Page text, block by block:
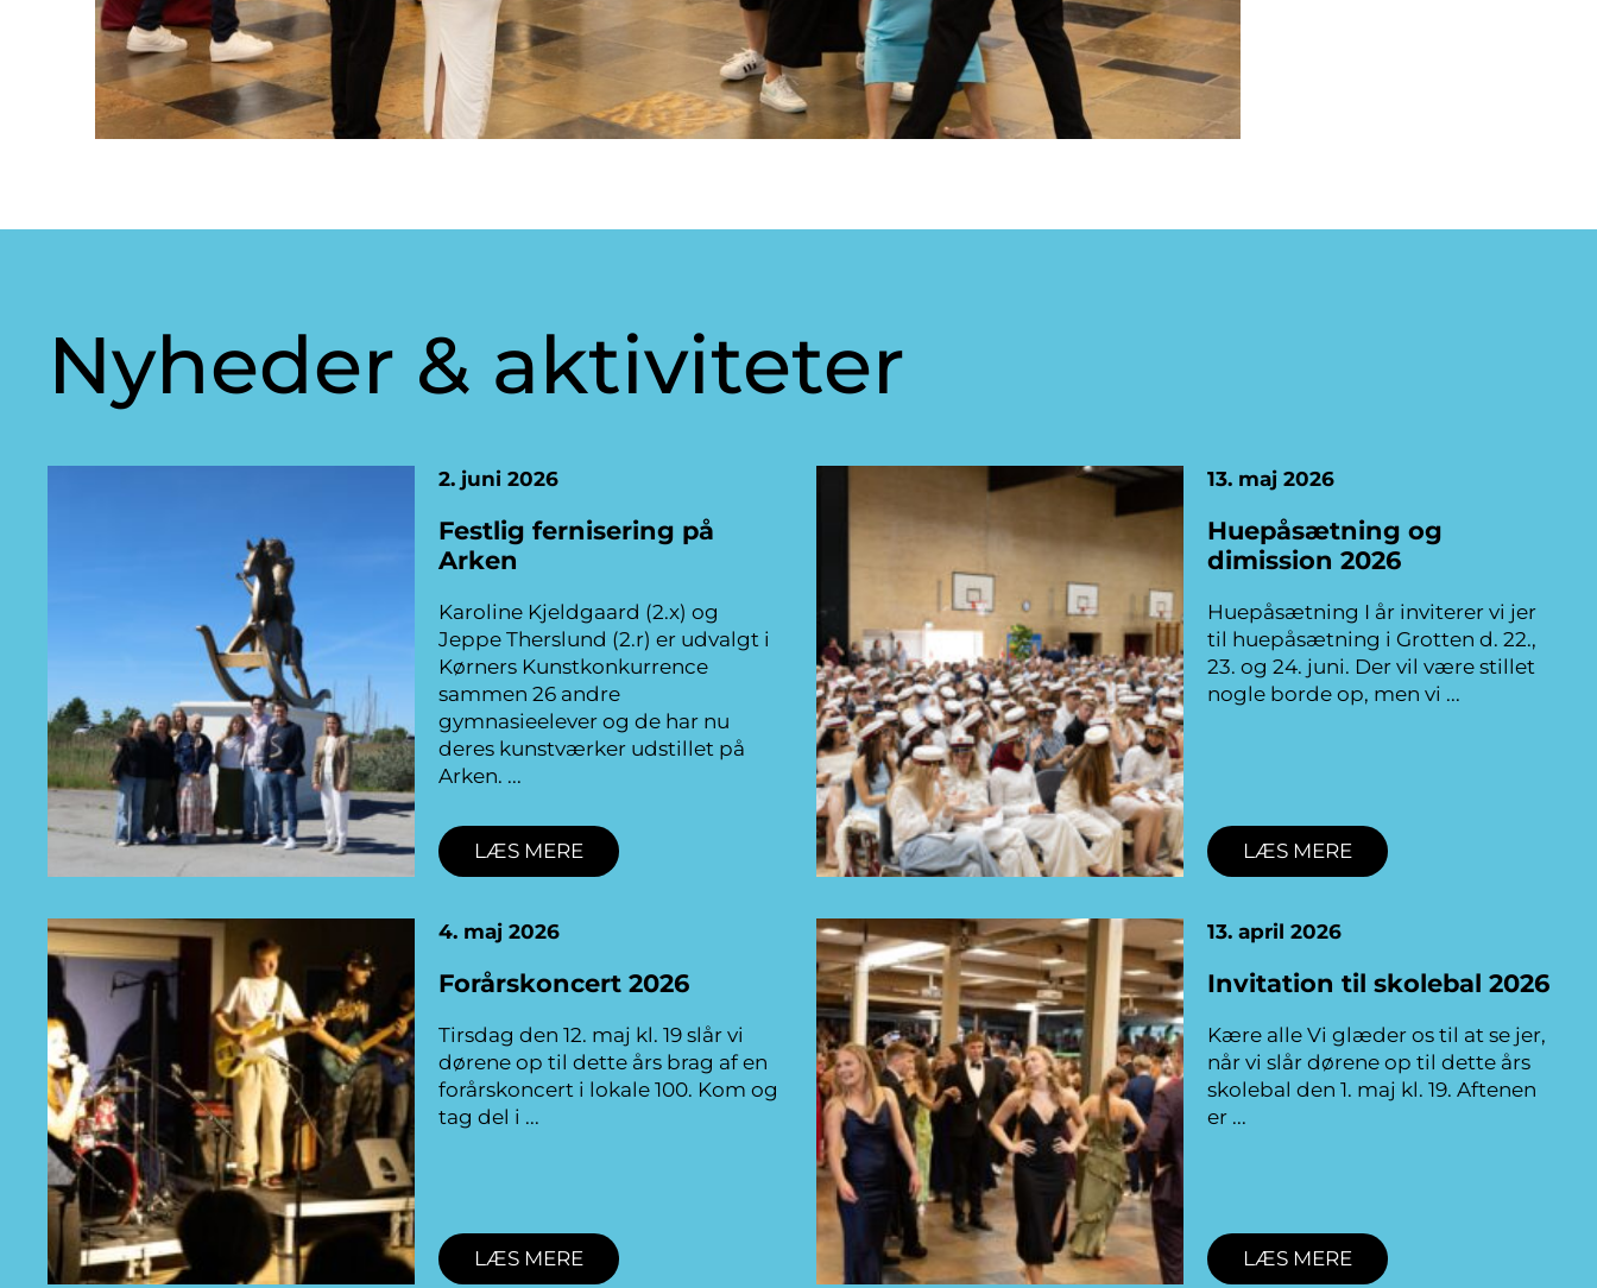
Nyheder & aktiviteter
Festlig fernisering på
Arken
2. juni 2026
Karoline Kjeldgaard (2.x) og
Jeppe Therslund (2.r) er udvalgt i
Kørners Kunstkonkurrence
sammen 26 andre
gymnasieelever og de har nu
deres kunstværker udstillet på
Arken.
LÆS MERE
Huepåsætning og
dimission 2026
13. maj 2026
Huepåsætning I år inviterer vi jer
til huepåsætning i Grotten d. 22.,
23. og 24. juni. Der vil være stillet
nogle borde op, men vi
LÆS MERE
Forårskoncert 2026
4. maj 2026
Tirsdag den 12. maj kl. 19 slår vi
dørene op til dette års brag af en
forårskoncert i lokale 100. Kom og
tag del i
LÆS MERE
Invitation til skolebal 2026
13. april 2026
Kære alle Vi glæder os til at se jer,
når vi slår dørene op til dette års
skolebal den 1. maj kl. 19. Aftenen
er
LÆS MERE